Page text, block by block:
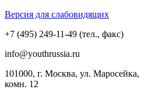
Версия для слабовидящих
+7 (495) 249-11-49 (тел., факс)
info@youthrussia.ru
101000, г. Москва, ул.
комн. 12